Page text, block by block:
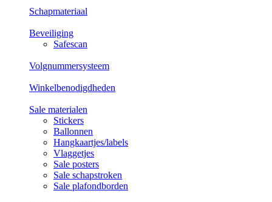
Schapmateriaal
Beveiliging
Safescan
Volgnummersysteem
Winkelbenodigdheden
Sale materialen
Stickers
Ballonnen
Hangkaartjes/labels
Vlaggetjes
Sale posters
Sale schapstroken
Sale plafondborden